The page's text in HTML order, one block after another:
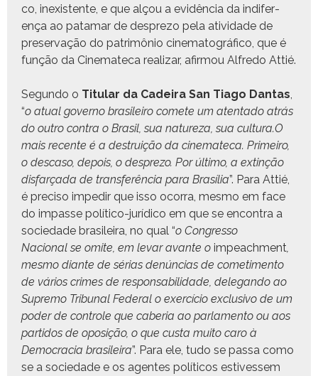
co, inex­is­tente, e que alçou a evidên­cia da indifer­
ença ao pata­mar de despre­zo pela ativi­dade de
preser­vação do patrimônio cin­e­matográ­fi­co, que é
função da Cin­e­mate­ca realizar, afir­mou Alfre­do Attié.
Segun­do o Tit­u­lar da Cadeira San Tia­go Dan­tas,
“o atu­al gov­er­no brasileiro comete um aten­ta­do atrás
do out­ro con­tra o Brasil, sua natureza, sua cultura.O
mais recente é a destru­ição da cin­e­mate­ca. Primeiro,
o desca­so, depois, o despre­zo. Por últi­mo, a extinção
dis­farça­da de trans­fer­ên­cia para Brasília”. Para Attié,
é pre­ciso impedir que isso ocor­ra, mes­mo em face
do impasse políti­co-jurídi­co em que se encon­tra a
sociedade brasileira, no qual “o Con­gres­so
Nacional se omite, em levar avante o impeach­ment,
mes­mo diante de sérias denún­cias de come­ti­men­to
de vários crimes de respon­s­abil­i­dade, del­e­gan­do ao
Supre­mo Tri­bunal Fed­er­al o exer­cí­cio exclu­si­vo de um
poder de con­t­role que caberia ao par­la­men­to ou aos
par­tidos de oposição, o que cus­ta muito caro à
Democ­ra­cia brasileira”. Para ele, tudo se pas­sa como
se a sociedade e os agentes políti­cos estivessem